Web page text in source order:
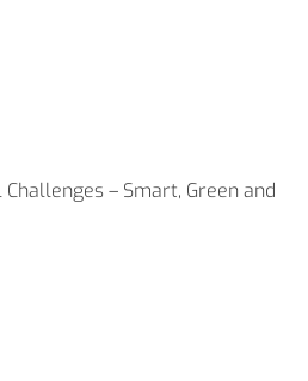
– Smart, Green and